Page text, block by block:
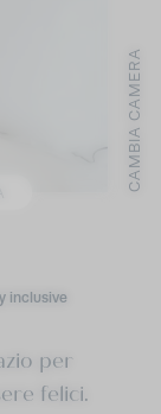
CAMBIA
CAMERA
inclusive
per
felici.